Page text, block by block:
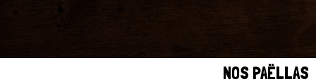
NOS PAËLLAS